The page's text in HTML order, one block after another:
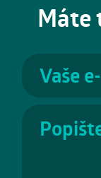
Máte